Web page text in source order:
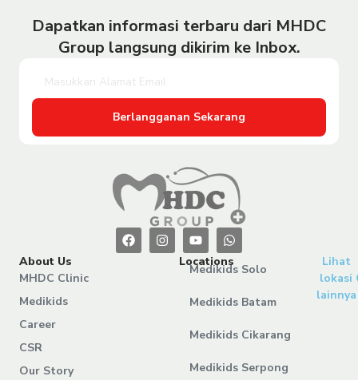
Dapatkan informasi terbaru dari MHDC
Group langsung dikirim ke Inbox.
Berlangganan Sekarang
About Us
MHDC Clinic
Medikids
Career
CSR
Our Story
Locations
Medikids Solo
Medikids Batam
Medikids Cikarang
Medikids Serpong
Lihat
lokasi
lainnya